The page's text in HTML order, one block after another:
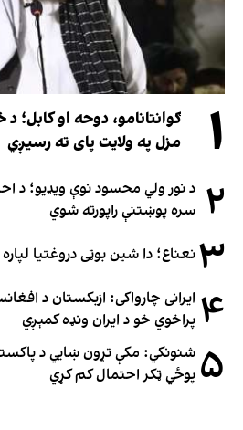
۱
ګوانتانامو، دوحه او کابل؛
مزل په ولایت پای ته رسیږي
۲ د نور ولي محسود نوې ویډیو؛ د
سره پوښتنې راپورته شوي
۳نعناع؛ دا شین بوټی دروغتیا
۴ ایرانی چارواکی: ازبکستان د
پراخوي خو د ایران ونډه کمېږي
۵ شنونکي: مکې تړون ښايي د
پوځي ټکر احتمال کم کړي